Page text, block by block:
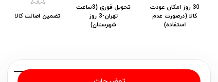
30 روز امکان عودت
کالا (درصورت عدم
استفاده)
تحویل فوری (3ساعت
تهران-3 روز
شهرستان)
تضمین اصالت کالا